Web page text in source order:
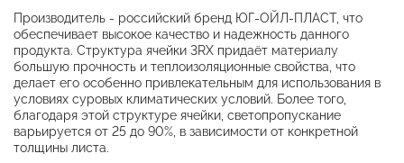
Производитель - российский бренд ЮГ-ОЙЛ-ПЛАСТ, что
обеспечивает высокое качество и надежность данного
продукта. Структура ячейки 3RХ придаёт материалу
большую прочность и теплоизоляционные свойства, что
делает его особенно привлекательным для использования в
условиях суровых климатических условий. Более того,
благодаря этой структуре ячейки, светопропускание
варьируется от 25 до 90%, в зависимости от конкретной
толщины листа.